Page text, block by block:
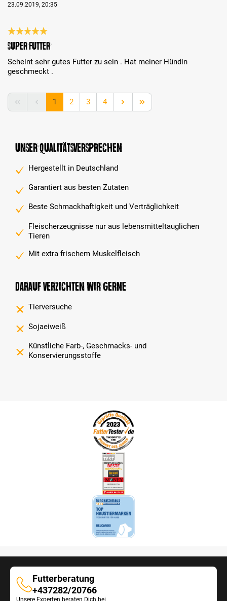
23.09.2019, 20:35
Bewertung mit 5 von 5 Sternen
Super Futter
Scheint sehr gutes Futter zu sein . Hat meiner Hündin
geschmeckt .
Seite
1 Seite
2 Seite
3 Seite
4
Unser Qualitätsversprechen
Hergestellt in Deutschland
Garantiert aus besten Zutaten
Beste Schmackhaftigkeit und Verträglichkeit
Fleischerzeugnisse nur aus lebensmitteltauglichen
Tieren
Mit extra frischem Muskelfleisch
Darauf verzichten wir gerne
Tierversuche
Sojaeiweiß
Künstliche Farb-, Geschmacks- und
Konservierungsstoffe
Futterberatung
Futterberatung
+437282/20766